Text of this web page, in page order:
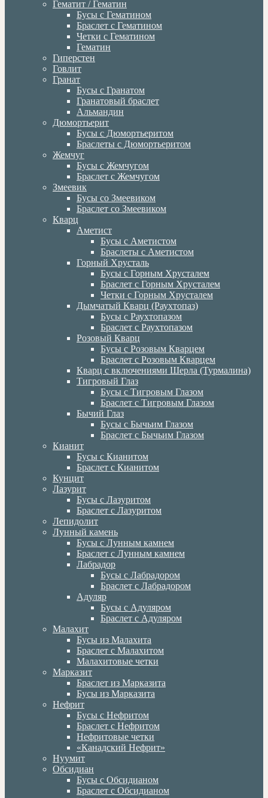
Гематит / Гематин
Бусы с Гематином
Браслет с Гематином
Четки с Гематином
Гематин
Гиперстен
Говлит
Гранат
Бусы с Гранатом
Гранатовый браслет
Альмандин
Дюмортьерит
Бусы с Дюмортьеритом
Браслеты с Дюмортьеритом
Жемчуг
Бусы с Жемчугом
Браслет с Жемчугом
Змеевик
Бусы со Змеевиком
Браслет со Змеевиком
Кварц
Аметист
Бусы с Аметистом
Браслеты с Аметистом
Горный Хрусталь
Бусы с Горным Хрусталем
Браслет с Горным Хрусталем
Четки с Горным Хрусталем
Дымчатый Кварц (Раухтопаз)
Бусы с Раухтопазом
Браслет с Раухтопазом
Розовый Кварц
Бусы с Розовым Кварцем
Браслет с Розовым Кварцем
Кварц с включениями Шерла (Турмалина)
Тигровый Глаз
Бусы с Тигровым Глазом
Браслет с Тигровым Глазом
Бычий Глаз
Бусы с Бычьим Глазом
Браслет с Бычьим Глазом
Кианит
Бусы с Кианитом
Браслет с Кианитом
Кунцит
Лазурит
Бусы с Лазуритом
Браслет с Лазуритом
Лепидолит
Лунный камень
Бусы с Лунным камнем
Браслет с Лунным камнем
Лабрадор
Бусы с Лабрадором
Браслет с Лабрадором
Адуляр
Бусы с Адуляром
Браслет с Адуляром
Малахит
Бусы из Малахита
Браслет с Малахитом
Малахитовые четки
Марказит
Браслет из Марказита
Бусы из Марказита
Нефрит
Бусы с Нефритом
Браслет с Нефритом
Нефритовые четки
«Канадский Нефрит»
Нуумит
Обсидиан
Бусы с Обсидианом
Браслет с Обсидианом